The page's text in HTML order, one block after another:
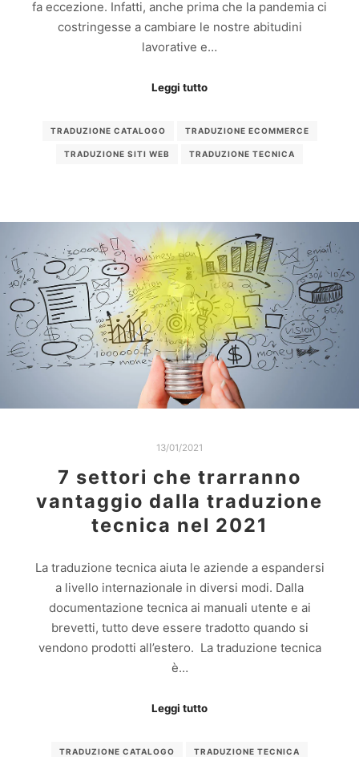
fa eccezione. Infatti, anche prima che la pandemia ci
costringesse a cambiare le nostre abitudini
lavorative e…
Leggi tutto
TRADUZIONE CATALOGO TRADUZIONE ECOMMERCE
TRADUZIONE SITI WEB TRADUZIONE TECNICA
13/01/2021
7 settori che trarranno
vantaggio dalla traduzione
tecnica nel 2021
La traduzione tecnica aiuta le aziende a espandersi
a livello internazionale in diversi modi. Dalla
documentazione tecnica ai manuali utente e ai
brevetti, tutto deve essere tradotto quando si
vendono prodotti all’estero. La traduzione tecnica
è…
Leggi tutto
TRADUZIONE CATALOGO TRADUZIONE TECNICA